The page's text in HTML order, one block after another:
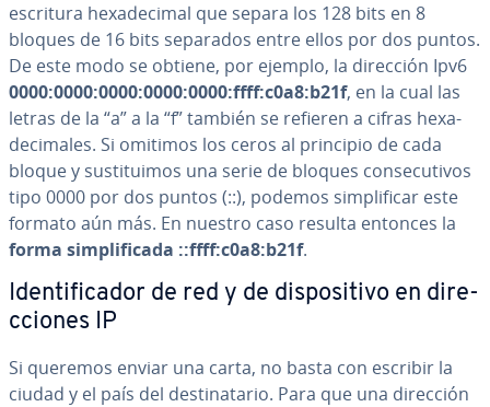
escritura he­xa­de­ci­mal que separa los 128 bits en 8
bloques de 16 bits separados entre ellos por dos puntos.
De este modo se obtiene, por ejemplo, la dirección Ipv6
0000:0000:0000:0000:0000:ffff:c0a8:b21f, en la cual las
letras de la “a” a la “f” también se refieren a cifras he­xa­
de­ci­ma­les. Si omitimos los ceros al principio de cada
bloque y su­s­ti­tui­mos una serie de bloques co­n­se­cu­ti­vos
tipo 0000 por dos puntos (::), podemos si­m­pli­fi­car este
formato aún más. En nuestro caso resulta entonces la
forma si­m­pli­fi­ca­da ::ffff:c0a8:b21f.
Ide­n­ti­fi­ca­dor de red y de di­s­po­si­ti­vo en di­re­
c­cio­nes IP
Si queremos enviar una carta, no basta con escribir la
ciudad y el país del de­s­ti­na­ta­rio. Para que una dirección